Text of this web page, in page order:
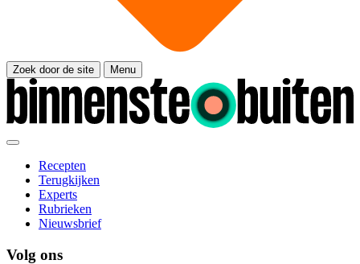
Zoek door de site Menu
Recepten
Terugkijken
Experts
Rubrieken
Nieuwsbrief
Volg ons